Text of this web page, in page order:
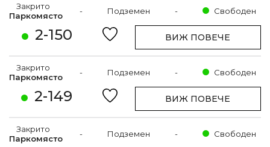
2-150
Закрито
Паркомясто
- Подземен - Свободен
ВИЖ ПОВЕЧЕ
2-149
Закрито
Паркомясто
- Подземен - Свободен
ВИЖ ПОВЕЧЕ
Закрито
Паркомясто
- Подземен - Свободен